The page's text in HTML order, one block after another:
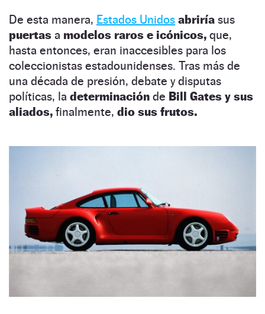
De esta manera, Estados Unidos abriría sus
puertas a modelos raros e icónicos, que,
hasta entonces, eran inaccesibles para los
coleccionistas estadounidenses. Tras más de
una década de presión, debate y disputas
políticas, la determinación de Bill Gates y sus
aliados, finalmente, dio sus frutos.